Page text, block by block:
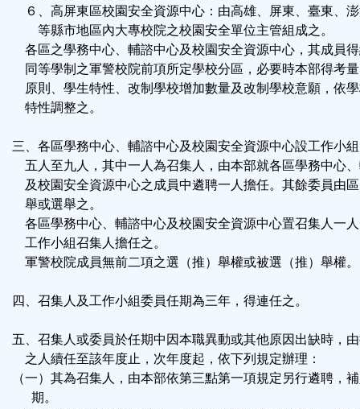
６、高屏東區校園安全資源中心：由高雄、屏東、臺東、
等縣市地區內大專校院之校園安全單位主管組成之。
各區之學務中心、輔諮中心及校園安全資源中心，其成員
同等學制之軍警校院前項所定學校分區，必要時本部得考
原則、學生特性、改制學校增加數量及改制學校意願，依
特性調整之。
三、各區學務中心、輔諮中心及校園安全資源中心設工作小
五人至九人，其中一人為召集人，由本部就各區學務中心
及校園安全資源中心之成員中遴聘一人擔任。其餘委員由
舉或選舉之。
各區學務中心、輔諮中心及校園安全資源中心置召集人一
工作小組召集人擔任之。
軍警校院成員無前二項之選（推）舉權或被選（推）舉權。
四、召集人及工作小組委員任期為三年，得連任之。
五、召集人或委員於任期中因本職異動或其他原因出缺時，
之人續任至該年度止，次年度起，依下列規定辦理：
（一）其為召集人，由本部依第三點第一項規定另行遴聘，
期。